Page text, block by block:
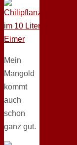
Mein
Mangold
kommt
auch
schon
ganz gut.